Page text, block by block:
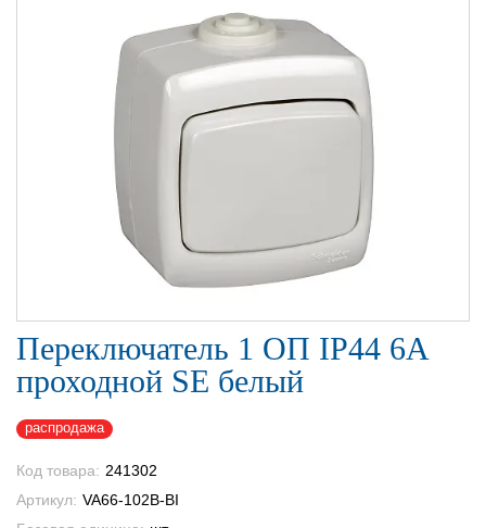
Переключатель 1 ОП IP44 6А
проходной SE белый
распродажа
Код товара: 241302
Артикул: VA66-102B-BI